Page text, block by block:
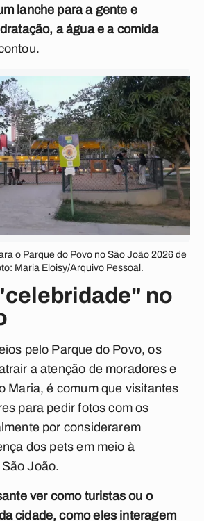
lanche para a gente e
a água e a comida
o Parque do Povo no São João 2026 de
Maria Eloisy/Arquivo Pessoal.
no
pelo Parque do Povo, os
a atenção de moradores e
Maria, é comum que visitantes
para pedir fotos com os
por considerarem
dos pets em meio à
João.
ver como turistas ou o
cidade, como eles interagem